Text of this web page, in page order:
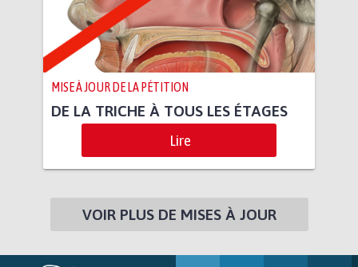
MISE À JOUR DE LA PÉTITION
DE LA TRICHE À TOUS LES ÉTAGES
Lire
VOIR PLUS DE MISES À JOUR